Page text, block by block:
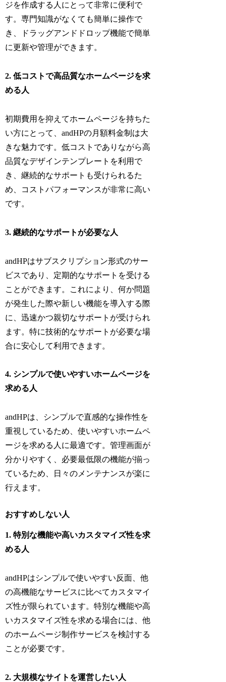
ジを作成する人にとって非常に便利で
す。専門知識がなくても簡単に操作で
き、ドラッグアンドドロップ機能で簡単
に更新や管理ができます。
2. 低コストで高品質なホームページを求
める人
初期費用を抑えてホームページを持ちた
い方にとって、andHPの月額料金制は大
きな魅力です。低コストでありながら高
品質なデザインテンプレートを利用で
き、継続的なサポートも受けられるた
め、コストパフォーマンスが非常に高い
です。
3. 継続的なサポートが必要な人
andHPはサブスクリプション形式のサー
ビスであり、定期的なサポートを受ける
ことができます。これにより、何か問題
が発生した際や新しい機能を導入する際
に、迅速かつ親切なサポートが受けられ
ます。特に技術的なサポートが必要な場
合に安心して利用できます。
4. シンプルで使いやすいホームページを
求める人
andHPは、シンプルで直感的な操作性を
重視しているため、使いやすいホームペ
ージを求める人に最適です。管理画面が
分かりやすく、必要最低限の機能が揃っ
ているため、日々のメンテナンスが楽に
行えます。
おすすめしない人
1. 特別な機能や高いカスタマイズ性を求
める人
andHPはシンプルで使いやすい反面、他
の高機能なサービスに比べてカスタマイ
ズ性が限られています。特別な機能や高
いカスタマイズ性を求める場合には、他
のホームページ制作サービスを検討する
ことが必要です。
2. 大規模なサイトを運営したい人